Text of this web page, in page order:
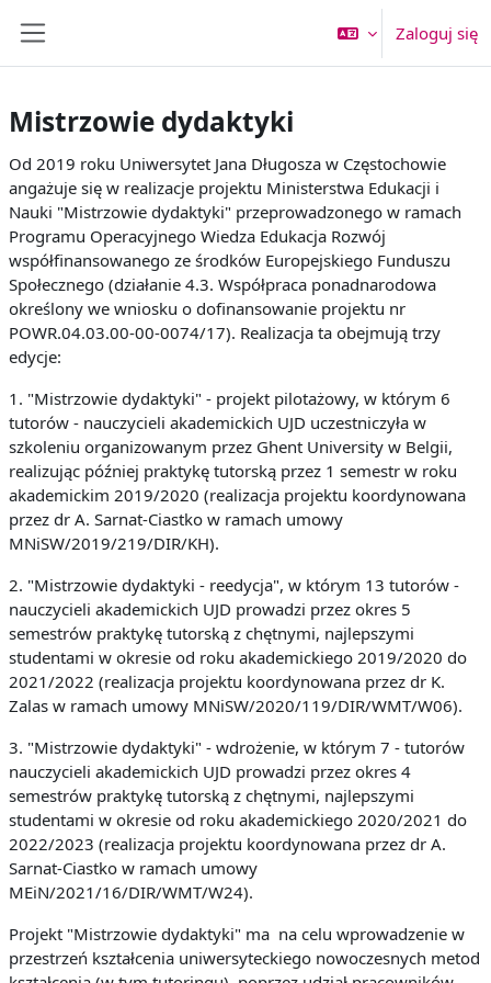
Zaloguj się
Mistrzowie dydaktyki
Od 2019 roku Uniwersytet Jana Długosza w Częstochowie
angażuje się w realizacje projektu Ministerstwa Edukacji i
Nauki "Mistrzowie dydaktyki" przeprowadzonego w ramach
Programu Operacyjnego Wiedza Edukacja Rozwój
współfinansowanego ze środków Europejskiego Funduszu
Społecznego (działanie 4.3. Współpraca ponadnarodowa
określony we wniosku o dofinansowanie projektu nr
POWR.04.03.00-00-0074/17). Realizacja ta obejmują trzy
edycje:
1. "Mistrzowie dydaktyki" - projekt pilotażowy, w którym 6
tutorów - nauczycieli akademickich UJD uczestniczyła w
szkoleniu organizowanym przez Ghent University w Belgii,
realizując później praktykę tutorską przez 1 semestr w roku
akademickim 2019/2020 (realizacja projektu koordynowana
przez dr A. Sarnat-Ciastko w ramach umowy
MNiSW/2019/219/DIR/KH).
2. "Mistrzowie dydaktyki - reedycja", w którym 13 tutorów -
nauczycieli akademickich UJD prowadzi przez okres 5
semestrów praktykę tutorską z chętnymi, najlepszymi
studentami w okresie od roku akademickiego 2019/2020 do
2021/2022 (realizacja projektu koordynowana przez dr K.
Zalas w ramach umowy MNiSW/2020/119/DIR/WMT/W06).
3. "Mistrzowie dydaktyki" - wdrożenie, w którym 7 - tutorów
nauczycieli akademickich UJD prowadzi przez okres 4
semestrów praktykę tutorską z chętnymi, najlepszymi
studentami w okresie od roku akademickiego 2020/2021 do
2022/2023 (realizacja projektu koordynowana przez dr A.
Sarnat-Ciastko w ramach umowy
MEiN/2021/16/DIR/WMT/W24).
Projekt "Mistrzowie dydaktyki" ma na celu wprowadzenie w
przestrzeń kształcenia uniwersyteckiego nowoczesnych metod